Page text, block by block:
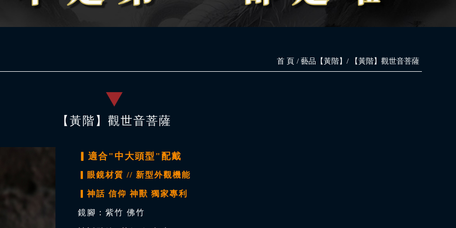
首 頁 藝品【黃階】 【黃階】觀世音菩薩
【黃階】觀世音菩薩
▎適合"中大頭型"配戴
▎眼鏡材質 // 新型外觀機能
▎神話 信仰 神獸 獨家專利
鏡腳：紫竹 佛竹